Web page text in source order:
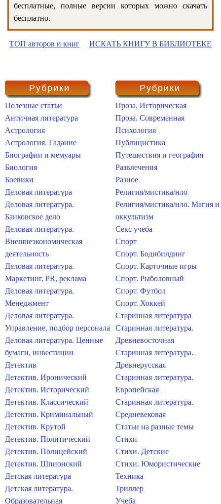
бесплатные, полные версии которых можно скачать
бесплатно.
ТОП авторов и книг ИСКАТЬ КНИГУ В БИБЛИОТЕКЕ
Рубрики
Полезные статьи
Античная литература
Астрология
Астрология. Гадание
Биографии и мемуары
Биология
Боевики
Деловая литература
Деловая литература.
Банковское дело
Деловая литература.
Внешнеэкономическая
деятельность
Деловая литература.
Маркетинг, PR, реклама
Деловая литература.
Менеджмент
Деловая литература.
Управление, подбор персонала
Деловая литература. Ценные
бумаги, инвестиции
Детектив
Детектив. Иронический
Детектив. Исторический
Детектив. Классический
Детектив. Криминальный
Детектив. Крутой
Детектив. Политический
Детектив. Полицейский
Детектив. Шпионский
Детская литература
Детская литература.
Образовательная
Рубрики
Проза. Историческая
Проза. Современная
Психология
Публицистика
Путешествия и география
Развлечения
Разное
Религия/мистика/нло
Религия/мистика/нло. Магия и
оккультизм
Секс учеба
Спорт
Спорт. Бодибилдинг
Спорт. Карточные игры
Спорт. Рыболовный
Спорт. Футбол
Спорт. Хоккей
Старинная литература
Старинная литература.
Древневосточная
Старинная литература.
Древнерусская
Старинная литература.
Европейская
Старинная литература.
Средневековая
Статьи на разные темы
Стихи
Стихи. Детские
Стихи. Юмористические
Техника
Триллер
Учеба